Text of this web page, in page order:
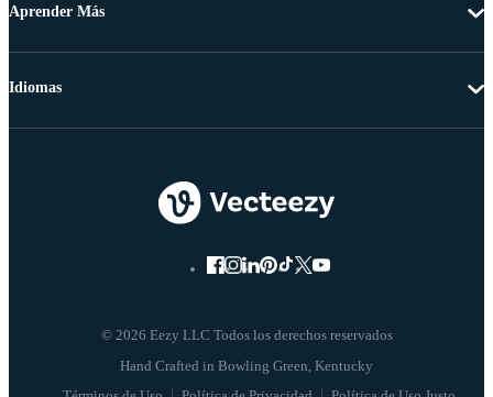
Aprender Más
© 2026 Eezy LLC Todos los derechos reservados
Idiomas